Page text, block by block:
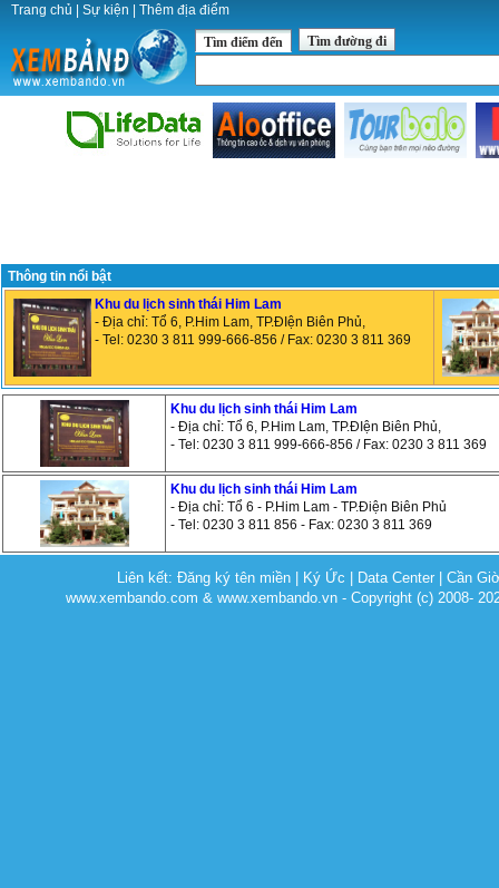
Trang chủ Sự kiện Thêm địa điểm
Tìm điểm đến Tìm đường đi
Thông tin nổi bật
Khu du lịch sinh thái Him Lam
- Địa chỉ: Tổ 6, P.Him Lam, TP.ĐIện Biên Phủ,
- Tel: 0230 3 811 999-666-856 / Fax: 0230 3 811 369
Khu du lịch sinh thái Him Lam
- Địa chỉ: Tổ 6, P.Him Lam, TP.ĐIện Biên Phủ,
- Tel: 0230 3 811 999-666-856 / Fax: 0230 3 811 369
Khu du lịch sinh thái Him Lam
- Địa chỉ: Tổ 6 - P.Him Lam - TP.Điện Biên Phủ
- Tel: 0230 3 811 856 - Fax: 0230 3 811 369
Liên kết:Đăng ký tên miền Ký Ức Data Center |Cần
www.xembando.com & www.xembando.vn - Copyright (c) 2008-